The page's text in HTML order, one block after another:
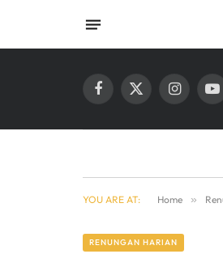
Facebook
X
YOU ARE AT: Home »
RENUNGAN HARIAN